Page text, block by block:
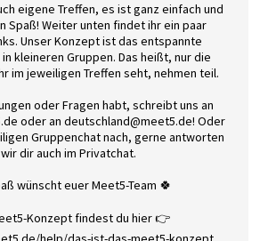
eigene Treffen, es ist ganz einfach und
Spaß! Weiter unten findet ihr ein paar
Unser Konzept ist das entspannte
kleineren Gruppen. Das heißt, nur die
im jeweiligen Treffen seht, nehmen teil.
oder Fragen habt, schreibt uns an
oder an deutschland@meet5.de! Oder
Gruppenchat nach, gerne antworten
wir dir auch im Privatchat.
wünscht euer Meet5-Team 🍀
Konzept findest du hier 👉